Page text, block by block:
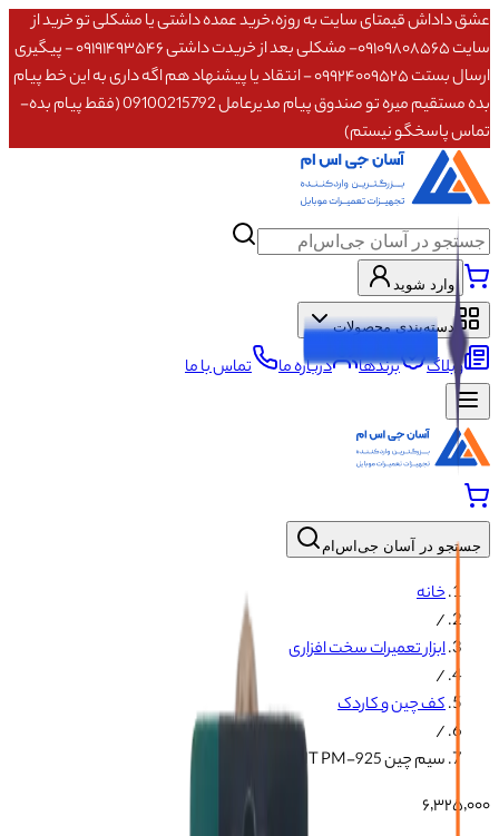
عشق داداش قیمتای سایت به روزه،خرید عمده داشتی یا مشکلی تو خرید از
سایت ۰۹۱۰۹۸۰۸۵۶۵- مشکلی بعد از خریدت داشتی ۰۹۱۹۱۴۹۳۵۴۶ - پیگیری
ارسال بستت ۰۹۹۲۴۰۰۹۵۲۵ - انتقاد یا پیشنهاد هم اگه داری به این خط پیام
بده مستقیم میره تو صندوق پیام مدیرعامل 09100215792 (فقط پیام بده-
تماس پاسخگو نیستم)
وارد شوید
دسته‌بندی محصولات
وبلاگ برندها درباره ما تماس با ما
جستجو در آسان جی‌اس‌ام
خانه
/
ابزار تعمیرات سخت افزاری
/
کف چین و کاردک
/
سیم چین PROSKIT PM-925
۶٬۳۲۵٬۰۰۰